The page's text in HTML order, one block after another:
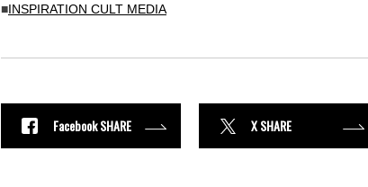
■INSPIRATION CULT MEDIA
Facebook SHARE X SHARE